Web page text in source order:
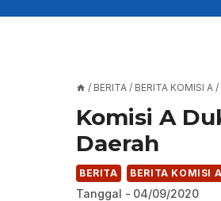
/ BERITA / BERITA KOMISI A /
Komisi A
Daerah
BERITA BERITA KOMISI A
Tanggal - 04/09/2020